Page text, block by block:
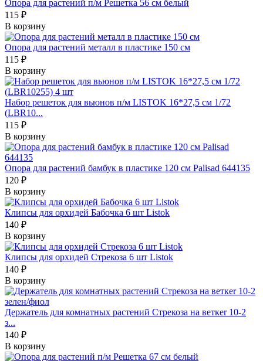
Опора для растений п/м Решетка 56 см белый
115 ₽
В корзину
Опора для растений металл в пластике 150 см
115 ₽
В корзину
Набор решеток для вьюнов п/м LISTOK 16*27,5 см 1/72
(LBR10...
115 ₽
В корзину
Опора для растений бамбук в пластике 120 см Palisad 644135
120 ₽
В корзину
Клипсы для орхидей Бабочка 6 шт Listok
140 ₽
В корзину
Клипсы для орхидей Стрекоза 6 шт Listok
140 ₽
В корзину
Держатель для комнатных растений Стрекоза на веткеr 10-2
з...
140 ₽
В корзину